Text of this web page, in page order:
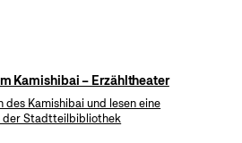
Kamishibai – Erzähltheater
des Kamishibai und lesen eine
der Stadtteilbibliothek